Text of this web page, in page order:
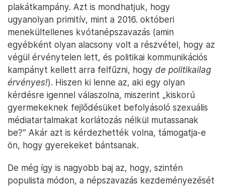
plakátkampány. Azt is mondhatjuk, hogy
ugyanolyan primitív, mint a 2016. októberi
menekültellenes kvótanépszavazás (amin
egyébként olyan alacsony volt a részvétel, hogy az
végül érvénytelen lett, és politikai kommunikációs
kampányt kellett arra felfűzni, hogy de politikailag
érvényes!). Hiszen ki lenne az, aki egy olyan
kérdésre igennel válaszolna, miszerint „kiskorú
gyermekeknek fejlődésüket befolyásoló szexuális
médiatartalmakat korlátozás nélkül mutassanak
be?” Akár azt is kérdezhették volna, támogatja-e
ön, hogy gyerekeket bántsanak.
De még így is nagyobb baj az, hogy, szintén
populista módon, a népszavazás kezdeményezését